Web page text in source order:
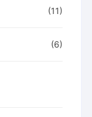
(11)
(6)